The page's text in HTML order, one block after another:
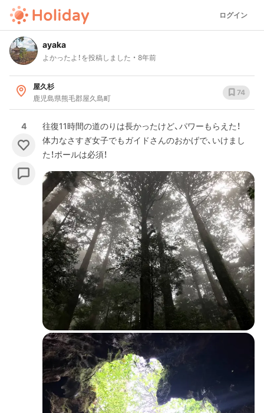
ログイン
ayaka
よかったよ！を投稿しました 8年前
屋久杉
鹿児島県熊毛郡屋久島町
74
4
往復11時間の道のりは長かったけど、パワーもらえた！
体力なさすぎ女子でもガイドさんのおかげで、いけまし
た！ポールは必須！